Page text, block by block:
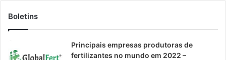
Boletins
Principais empresas produtoras de
fertilizantes no mundo em 2022 –